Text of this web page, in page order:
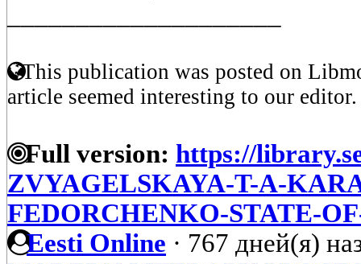
This publication was posted on
article seemed interesting to our editor.
Full version: https://
ZVYAGELSKAYA-T-A-
FEDORCHENKO-STATE-
Eesti Online · 767 дней(я)